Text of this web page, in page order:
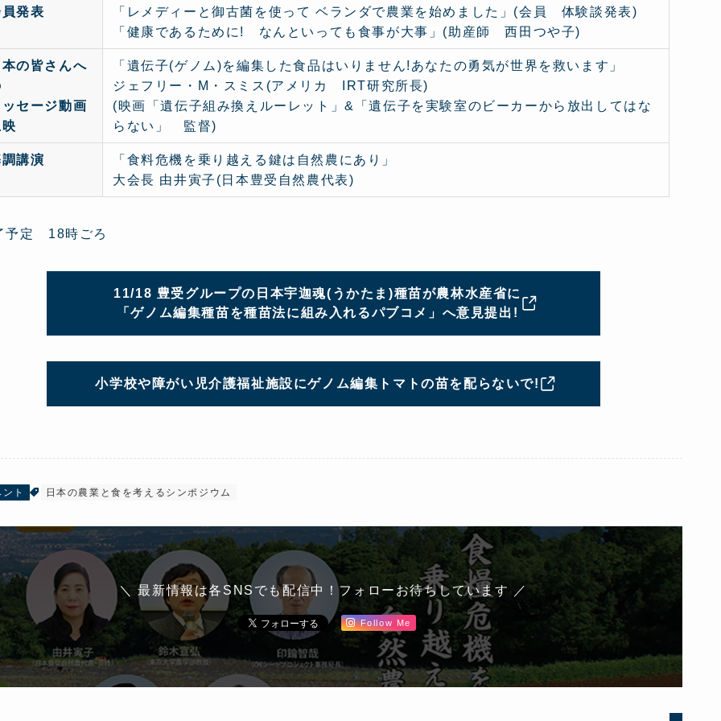
発表
「レメディーと御古菌を使って ベランダで農業を始めました」(会員 体験談発表)
「健康であるために! なんといっても食事が大事」(助産師 西田つや子)
の皆さんへ
セージ動画
「遺伝子(ゲノム)を編集した食品はいりません!あなたの勇気が世界を救います」
ジェフリー・M・スミス(アメリカ IRT研究所長)
(映画「遺伝子組み換えルーレット」&「遺伝子を実験室のビーカーから放出してはな
らない」 監督)
講演
「食料危機を乗り越える鍵は自然農にあり」
大会長 由井寅子(日本豊受自然農代表)
予定 18時ごろ
11/18 豊受グループの日本宇迦魂(うかたま)種苗が農林水産省に
「ゲノム編集種苗を種苗法に組み入れるパブコメ」へ意見提出!
小学校や障がい児介護福祉施設にゲノム編集トマトの苗を配らないで!
ト 日本の農業と食を考えるシンポジウム
＼ 最新情報は各SNSでも配信中！フォローお待ちしています ／
Follow Me